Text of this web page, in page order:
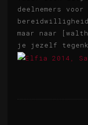
deelnemers
maar naar
je jezelf